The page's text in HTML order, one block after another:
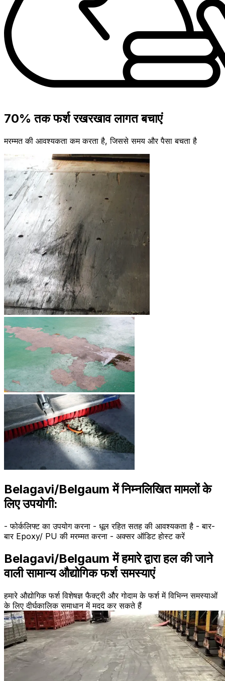
70% तक फर्श रखरखाव लागत बचाएं
मरम्मत की आवश्यकता कम करता है, जिससे समय और पैसा बचता है
Belagavi/Belgaum में निम्नलिखित मामलों के
लिए उपयोगी:
- फोर्कलिफ्ट का उपयोग करना - धूल रहित सतह की आवश्यकता है - बार-
बार Epoxy/ PU की मरम्मत करना - अक्सर ऑडिट होस्ट करें
Belagavi/Belgaum में हमारे द्वारा हल की जाने
वाली सामान्य औद्योगिक फर्श समस्याएं
हमारे औद्योगिक फर्श विशेषज्ञ फैक्ट्री और गोदाम के फर्श में विभिन्न समस्याओं
के लिए दीर्घकालिक समाधान में मदद कर सकते हैं